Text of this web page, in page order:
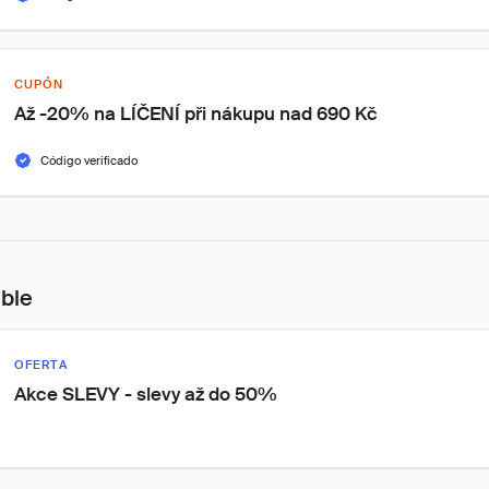
CUPÓN
Až -20% na LÍČENÍ při nákupu nad 690 Kč
Código verificado
OFERTA
Akce SLEVY - slevy až do 50%